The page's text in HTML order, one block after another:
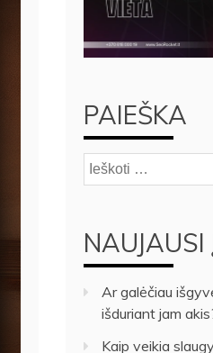
PAIEŠKA
Ieškoti:
Ar galėčiau
išduriant jam
Kaip veikia